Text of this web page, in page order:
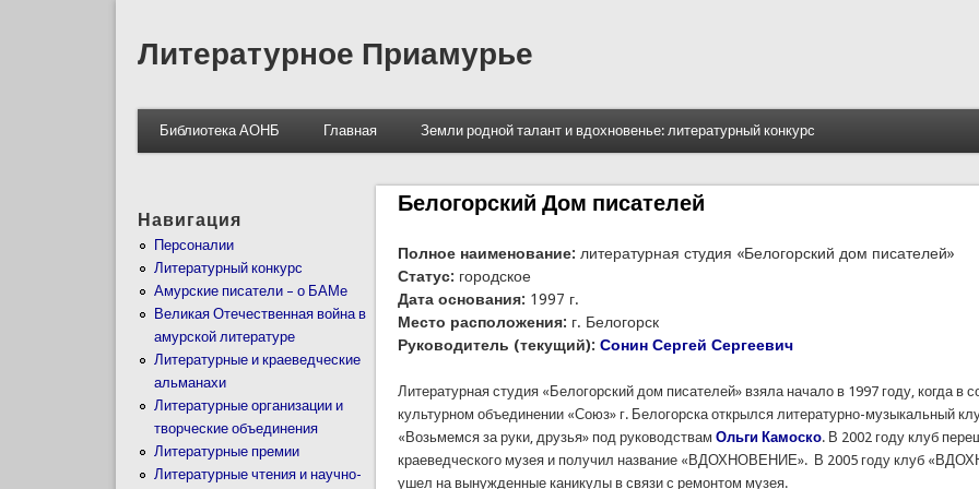
Литературное Приамурье
Библиотека АОНБ Главная Земли родной талант и вдохновенье: литературный конкурс
Белогорский Дом писателей
Полное наименование: литературная студия «Белогорский дом писателей»
Статус: городское
Дата основания: 1997 г.
Место расположения: г. Белогорск
Руководитель (текущий):Сонин Сергей Сергеевич
Литературная студия «Белогорский дом писателей» взяла начало в 1997 году, когда в
культурном объединении «Союз» г. Белогорска открылся литературно-музыкальный
«Возьмемся за руки, друзья» под руководствамОльги Камоско. В 2002 году клуб
краеведческого музея и получил название «ВДОХНОВЕНИЕ». В 2005 году клуб
ушел на вынужденные каникулы в связи с ремонтом музея.
Навигация
Персоналии
Литературный конкурс
Амурские писатели – о БАМе
Великая Отечественная война в
амурской литературе
Литературные и краеведческие
альманахи
Литературные организации и
творческие объединения
Литературные премии
Литературные чтения и научно-